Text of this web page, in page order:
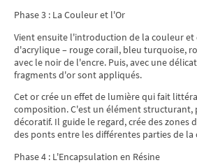
Phase 3 : La Couleur et l'Or
Vient ensuite l'introduction de la couleur et
d'acrylique – rouge corail, bleu turquoise,
avec le noir de l'encre. Puis, avec une
fragments d'or sont appliqués.
Cet or crée un effet de lumière qui fait
composition. C'est un élément structurant,
décoratif. Il guide le regard, crée des zones
des ponts entre les différentes parties de
Phase 4 : L'Encapsulation en Résine